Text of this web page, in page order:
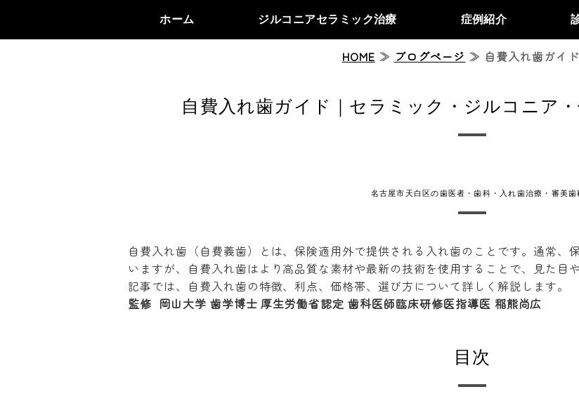
ホーム ジルコニアセラミック治療 症例紹介
HOME ≫ ブログページ ≫ 自費入れ歯ガイ
自費入れ歯ガイド｜セラミック・ジルコニア
名古屋市天白区の歯医者・歯科・入れ歯治療・審美歯
自費入れ歯（自費義歯）とは、保険適用外で提供される入れ歯のことです。通常、
いますが、自費入れ歯はより高品質な素材や最新の技術を使用することで、見た目
記事では、自費入れ歯の特徴、利点、価格帯、選び方について詳しく解説します。
監修 岡山大学 歯学博士 厚生労働省認定 歯科医師臨床研修医指導医 稲熊尚広
目次